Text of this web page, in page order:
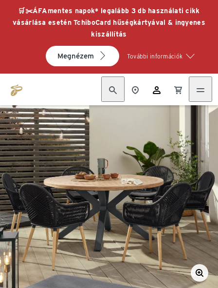
🛒✂️ÁFAmentes napok* legalább 3 db használati cikk
vásárlása esetén TchiboCard hűségkártyával & ingyenes
kiszállítás
Megnézem További információk